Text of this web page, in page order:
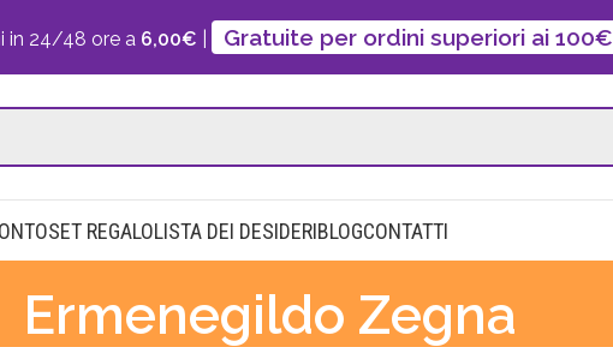
in 24/48 ore a 6,00€ Gratuite per ordini superiori ai 100€
SET REGALOLISTA DEI DESIDERIBLOGCONTATTI
Ermenegildo Zegna